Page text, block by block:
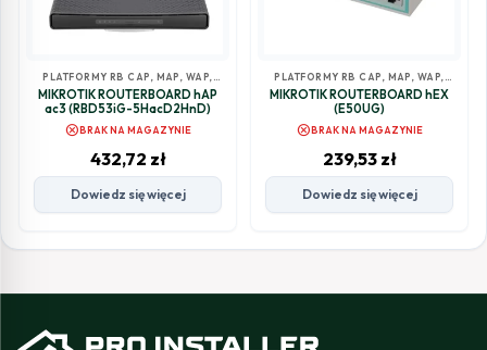
PLATFORMY RB CAP, MAP, WAP,
HAP
MIKROTIK ROUTERBOARD hAP
ac3 (RBD53iG-5HacD2HnD)
cancelBRAK NA MAGAZYNIE
432,72 zł
Dowiedz się więcej
PLATFORMY RB CAP, MAP, WAP,
HAP
MIKROTIK ROUTERBOARD hEX
(E50UG)
cancelBRAK NA MAGAZYNIE
239,53 zł
Dowiedz się więcej